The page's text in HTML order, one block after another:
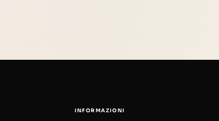
INFORMAZIONI